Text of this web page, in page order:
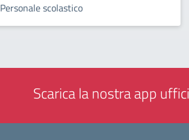
Personale scolastico
Scarica la nostra app